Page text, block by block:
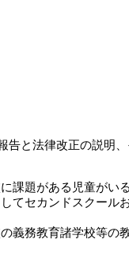
と法律改正の説明、
課題がある児童がい
てセカンドスクール
の義務教育諸学校等